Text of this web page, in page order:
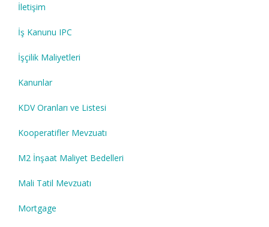
İletişim
İş Kanunu IPC
İşçilik Maliyetleri
Kanunlar
KDV Oranları ve Listesi
Kooperatifler Mevzuatı
M2 İnşaat Maliyet Bedelleri
Mali Tatil Mevzuatı
Mortgage